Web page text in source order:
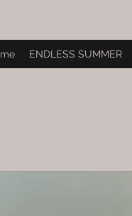
ENDLESS SUMMER